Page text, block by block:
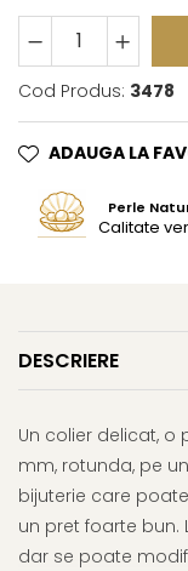
Cod Produs: 3478
ADAUGA LA
Perle
Calitate
DESCRIERE
Un colier delicat,
mm, rotunda, pe
bijuterie care
un pret foarte bun.
dar se poate